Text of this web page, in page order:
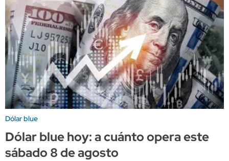
Dólar blue
Dólar blue hoy: a cuánto opera este
sábado 8 de agosto